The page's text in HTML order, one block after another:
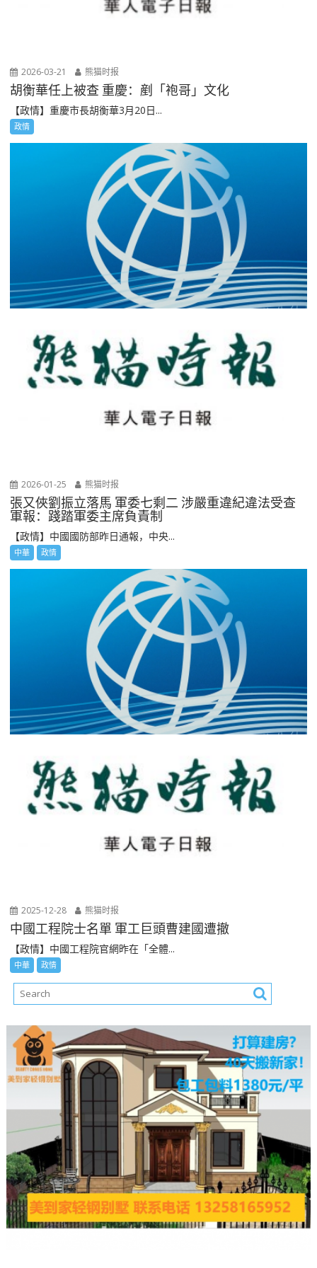
2026-03-21 熊猫时报
胡衡華任上被查 重慶：剷「袍哥」文化
【政情】重慶市長胡衡華3月20日...
政情
2026-01-25 熊猫时报
張又俠劉振立落馬 軍委七剩二 涉嚴重違紀違法受查
軍報：踐踏軍委主席負責制
【政情】中國國防部昨日通報，中央...
中華 政情
2025-12-28 熊猫时报
中國工程院士名單 軍工巨頭曹建國遭撤
【政情】中國工程院官網昨在「全體...
中華 政情